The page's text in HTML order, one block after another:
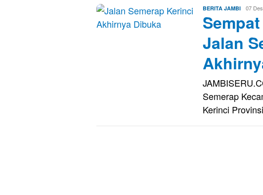
BERITA JAMBI Eri07
Jalan
Semerap
Kerinci Provinsi